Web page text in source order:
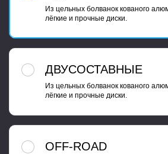
Из цельных болванок кованого
лёгкие и прочные диски.
ДВУСОСТАВНЫЕ
Из цельных болванок кованого
лёгкие и прочные диски.
OFF-ROAD